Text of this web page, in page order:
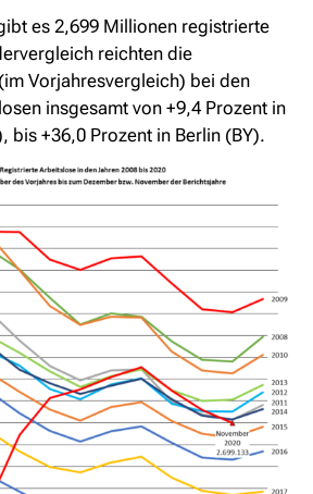
es 2,699 Millionen registrierte
reichten die
Vorjahresvergleich) bei den
insgesamt von +9,4 Prozent in
bis +36,0 Prozent in Berlin (BY).